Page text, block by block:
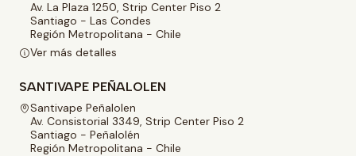
Av. La Plaza 1250, Strip Center Piso 2
Santiago - Las Condes
Región Metropolitana - Chile
Ver más detalles
SANTIVAPE PEÑALOLEN
Santivape Peñalolen
Av. Consistorial 3349, Strip Center Piso 2
Santiago - Peñalolén
Región Metropolitana - Chile